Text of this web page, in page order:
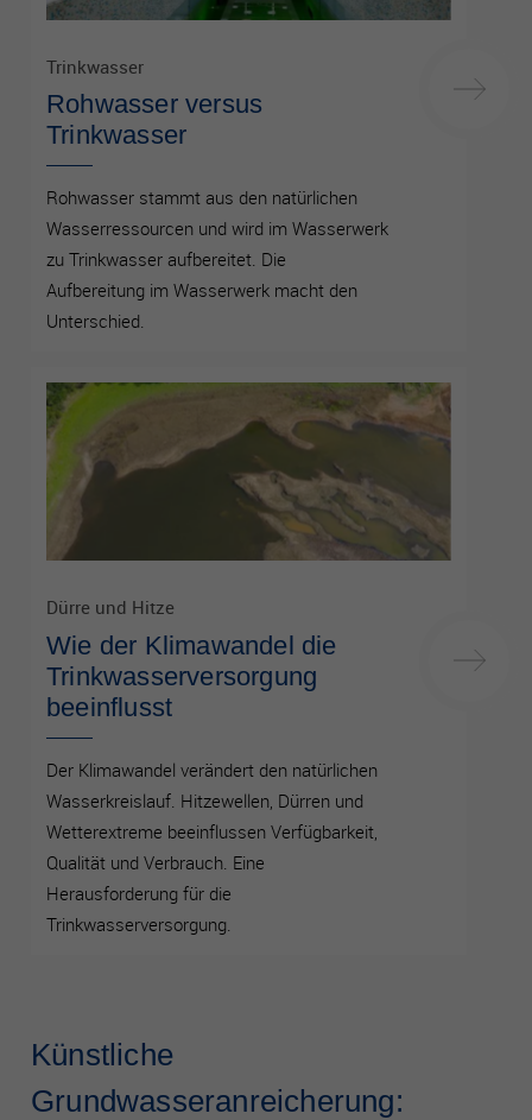
Trinkwasser
Rohwasser versus
Trinkwasser
Rohwasser stammt aus den natürlichen
Wasserressourcen und wird im Wasserwerk
zu Trinkwasser aufbereitet. Die
Aufbereitung im Wasserwerk macht den
Unterschied.
Dürre und Hitze
Wie der Klimawandel die
Trinkwasserversorgung
beeinflusst
Der Klimawandel verändert den natürlichen
Wasserkreislauf. Hitzewellen, Dürren und
Wetterextreme beeinflussen Verfügbarkeit,
Qualität und Verbrauch. Eine
Herausforderung für die
Trinkwasserversorgung.
Künstliche
Grundwasseranreicherung: